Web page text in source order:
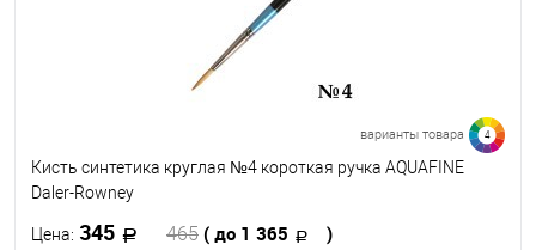
3"
варианты товара 4
Кисть синтетика круглая №4 короткая ручка AQUAFINE
Daler-Rowney
Цена: 345 465 ( до 1 365 )